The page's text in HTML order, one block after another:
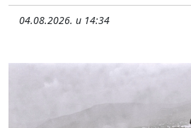
04.08.2026. u 14:34